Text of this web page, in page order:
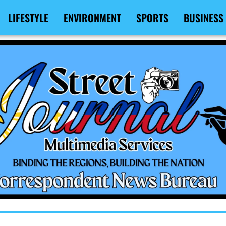
LIFESTYLE ENVIRONMENT SPORTS BUSINESS